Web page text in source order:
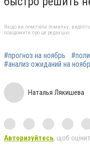
Якщо ви помітили помилку,
повідомити про це редакцію
#прогноз на ноябрь
#анализ ожиданий на
Наталья Лякишева
Авторизуйтесь, щоб